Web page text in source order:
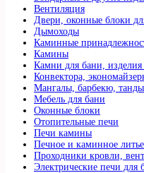
Вентиляция
Двери, оконные блоки
Дымоходы
Каминные
Камины
Камни для бани,
Конвектора,
Мангалы, барбекю,
Мебель для бани
Оконные блоки
Отопительные печи
Печи камины
Печное и каминное литье
Проходники кровли,
Электрические печи для